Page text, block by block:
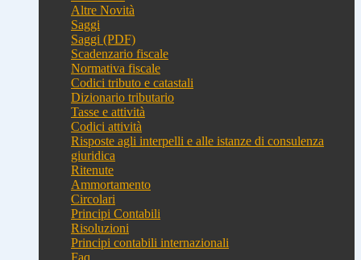
Altre Novità
Saggi
Saggi (PDF)
Scadenzario fiscale
Normativa fiscale
Codici tributo e catastali
Dizionario tributario
Tasse e attività
Codici attività
Risposte agli interpelli e alle istanze di consulenza
giuridica
Ritenute
Ammortamento
Circolari
Principi Contabili
Risoluzioni
Principi contabili internazionali
Faq